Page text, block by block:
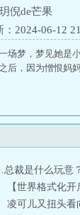
倪de芒果
：2024-06-12
场梦，梦见她是
后，因为憎恨妈
裁是什么玩意
【世界格式化
凌可儿又扭头